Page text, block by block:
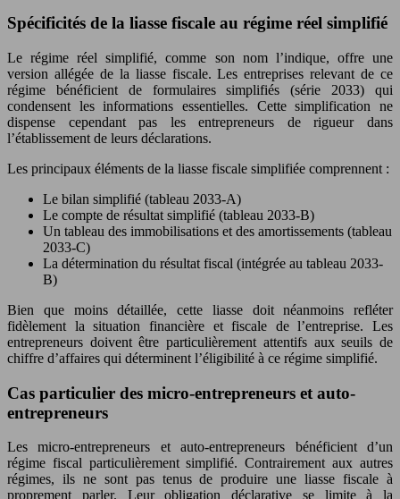
Spécificités de la liasse fiscale au régime réel simplifié
Le régime réel simplifié, comme son nom l’indique, offre une
version allégée de la liasse fiscale. Les entreprises relevant de ce
régime bénéficient de formulaires simplifiés (série 2033) qui
condensent les informations essentielles. Cette simplification ne
dispense cependant pas les entrepreneurs de rigueur dans
l’établissement de leurs déclarations.
Les principaux éléments de la liasse fiscale simplifiée comprennent :
Le bilan simplifié (tableau 2033-A)
Le compte de résultat simplifié (tableau 2033-B)
Un tableau des immobilisations et des amortissements (tableau
2033-C)
La détermination du résultat fiscal (intégrée au tableau 2033-
B)
Bien que moins détaillée, cette liasse doit néanmoins refléter
fidèlement la situation financière et fiscale de l’entreprise. Les
entrepreneurs doivent être particulièrement attentifs aux seuils de
chiffre d’affaires qui déterminent l’éligibilité à ce régime simplifié.
Cas particulier des micro-entrepreneurs et auto-
entrepreneurs
Les micro-entrepreneurs et auto-entrepreneurs bénéficient d’un
régime fiscal particulièrement simplifié. Contrairement aux autres
régimes, ils ne sont pas tenus de produire une liasse fiscale à
proprement parler. Leur obligation déclarative se limite à la